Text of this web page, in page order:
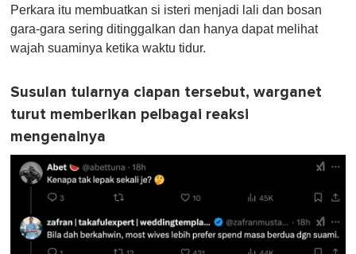
Perkara itu membuatkan si isteri menjadi lali dan bosan
gara-gara sering ditinggalkan dan hanya dapat melihat
wajah suaminya ketika waktu tidur.
Susulan tularnya ciapan tersebut, warganet
turut memberikan pelbagai reaksi
mengenainya